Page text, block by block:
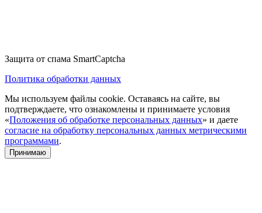
Защита от спама SmartCaptcha
Политика обработки данных
Мы используем файлы cookie. Оставаясь на сайте, вы
подтверждаете, что ознакомлены и принимаете условия
«Положения об обработке персональных данных» и даете
согласие на обработку персональных данных метрическими
программами.
Принимаю